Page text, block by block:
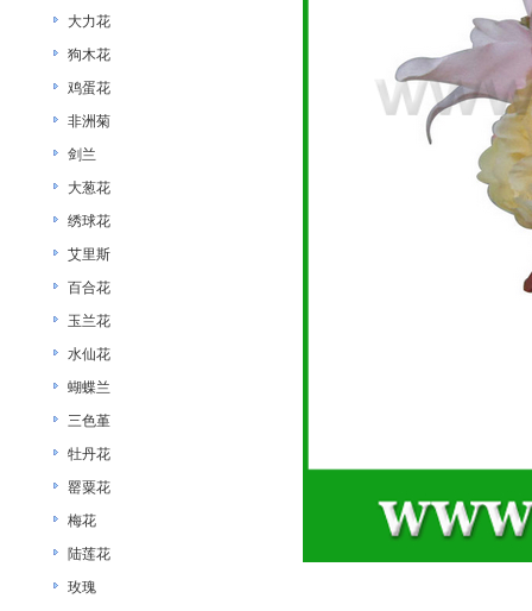
大力花
狗木花
鸡蛋花
非洲菊
剑兰
大葱花
绣球花
艾里斯
百合花
玉兰花
水仙花
蝴蝶兰
三色堇
牡丹花
罂粟花
梅花
陆莲花
玫瑰